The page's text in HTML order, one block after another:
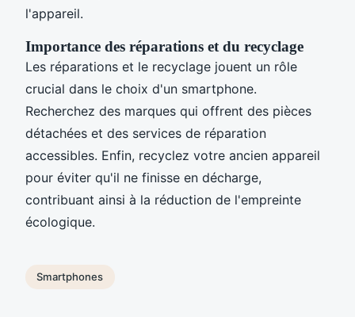
l'appareil.
Importance des réparations et du recyclage
Les réparations et le recyclage jouent un rôle
crucial dans le choix d'un smartphone.
Recherchez des marques qui offrent des pièces
détachées et des services de réparation
accessibles. Enfin, recyclez votre ancien appareil
pour éviter qu'il ne finisse en décharge,
contribuant ainsi à la réduction de l'empreinte
écologique.
Smartphones